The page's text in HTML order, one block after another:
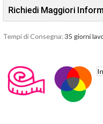
Richiedi Maggiori
Tempi di Consegna: 35 giorni